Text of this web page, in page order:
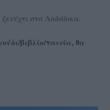
στα Λαδάδικα.
βιβλίο/ταινία, θα